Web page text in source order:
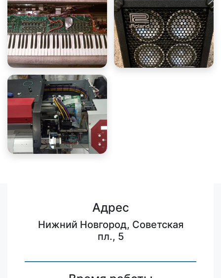
Адрес
Нижний Новгород, Советская
пл., 5